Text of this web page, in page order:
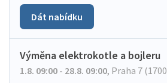
Dát nabídku
Výměna elektrokotle a bojleru
1.8. 09:00 - 28.8. 09:00, Praha 7